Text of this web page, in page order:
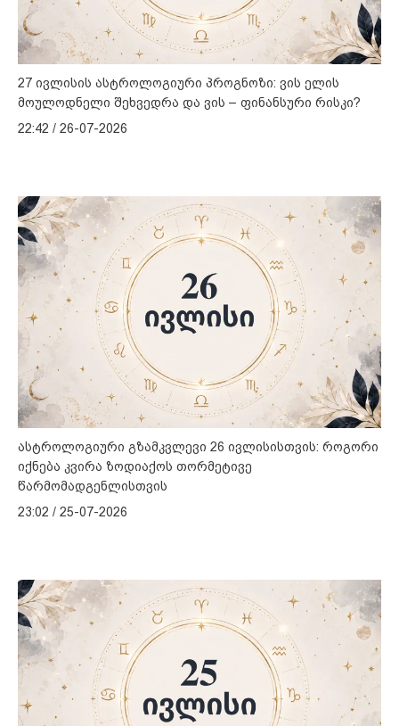
27 ივლისის ასტროლოგიური პროგნოზი: ვის ელის
მოულოდნელი შეხვედრა და ვის – ფინანსური რისკი?
22:42 / 26-07-2026
ასტროლოგიური გზამკვლევი 26 ივლისისთვის: როგორი
იქნება კვირა ზოდიაქოს თორმეტივე
წარმომადგენლისთვის
23:02 / 25-07-2026